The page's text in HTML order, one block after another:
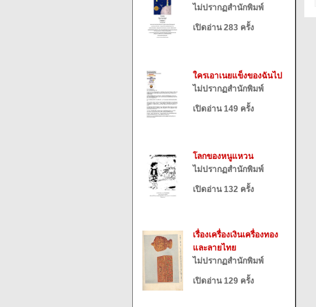
ไม่ปรากฏสำนักพิมพ์
เปิดอ่าน 283 ครั้ง
ใครเอาเนยแข็งของฉันไป
ไม่ปรากฏสำนักพิมพ์
เปิดอ่าน 149 ครั้ง
โลกของหนูแหวน
ไม่ปรากฏสำนักพิมพ์
เปิดอ่าน 132 ครั้ง
เรื่องเครื่องเงินเครื่องทอง
และลายไทย
ไม่ปรากฏสำนักพิมพ์
เปิดอ่าน 129 ครั้ง